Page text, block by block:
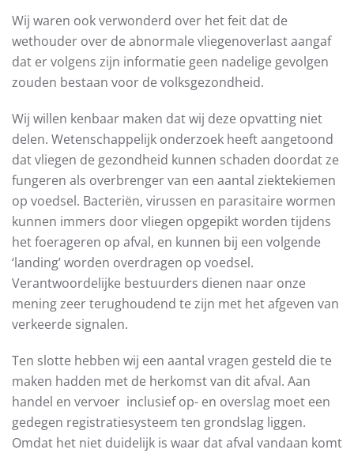
Wij waren ook verwonderd over het feit dat de
wethouder over de abnormale vliegenoverlast aangaf
dat er volgens zijn informatie geen nadelige gevolgen
zouden bestaan voor de volksgezondheid.
Wij willen kenbaar maken dat wij deze opvatting niet
delen. Wetenschappelijk onderzoek heeft aangetoond
dat vliegen de gezondheid kunnen schaden doordat ze
fungeren als overbrenger van een aantal ziektekiemen
op voedsel. Bacteriën, virussen en parasitaire wormen
kunnen immers door vliegen opgepikt worden tijdens
het foerageren op afval, en kunnen bij een volgende
‘landing’ worden overdragen op voedsel.
Verantwoordelijke bestuurders dienen naar onze
mening zeer terughoudend te zijn met het afgeven van
verkeerde signalen.
Ten slotte hebben wij een aantal vragen gesteld die te
maken hadden met de herkomst van dit afval. Aan
handel en vervoer inclusief op- en overslag moet een
gedegen registratiesysteem ten grondslag liggen.
Omdat het niet duidelijk is waar dat afval vandaan komt